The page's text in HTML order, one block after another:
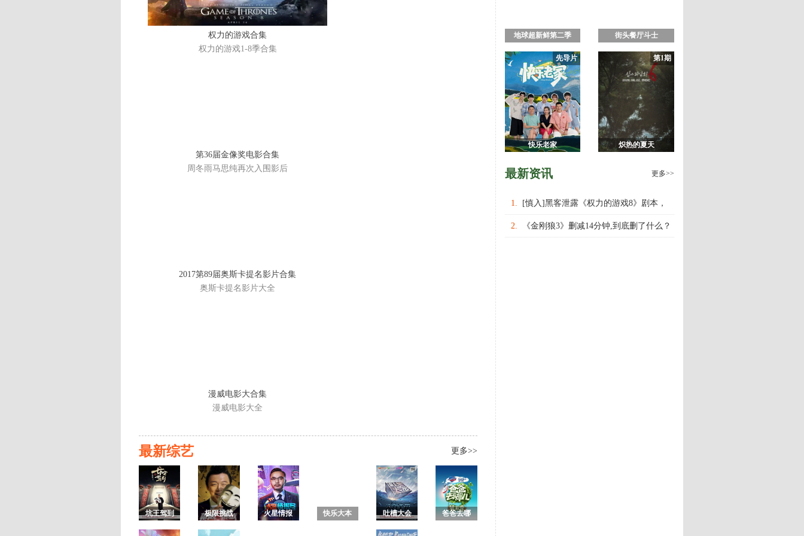
权力的游戏合集
权力的游戏1-8季合集
第36届金像奖电影合集
周冬雨马思纯再次入围影后
2017第89届奥斯卡提名影片合集
奥斯卡提名影片大全
漫威电影大合集
漫威电影大全
更多>>
最新综艺
坑王驾到
极限挑战
火星情报
快乐大本
吐槽大会
爸爸去哪
地球超新鲜第二季 街头餐厅斗士
先导片
快乐老家
第1期
炽热的夏天
最新资讯 更多>>
1. [慎入]黑客泄露《权力的游戏8》剧本，
权力的游戏第八季什么时候上映播出？
2. 《金刚狼3》删减14分钟,到底删了什么？